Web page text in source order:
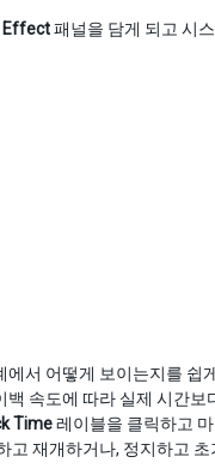
Effect패널을 담게 되고 시
서 어떻게 보이는지를 쉽
속도에 따라 실제 시간보
Time레이블을 클릭하고
재개하거나, 정지하고